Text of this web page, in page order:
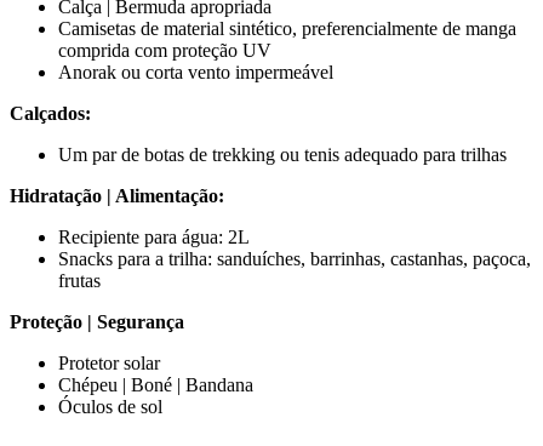
Calça | Bermuda apropriada
Camisetas de material sintético, preferencialmente de manga
comprida com proteção UV
Anorak ou corta vento impermeável
Calçados:
Um par de botas de trekking ou tenis adequado para trilhas
Hidratação | Alimentação:
Recipiente para água: 2L
Snacks para a trilha: sanduíches, barrinhas, castanhas, paçoca,
frutas
Proteção | Segurança
Protetor solar
Chépeu | Boné | Bandana
Óculos de sol